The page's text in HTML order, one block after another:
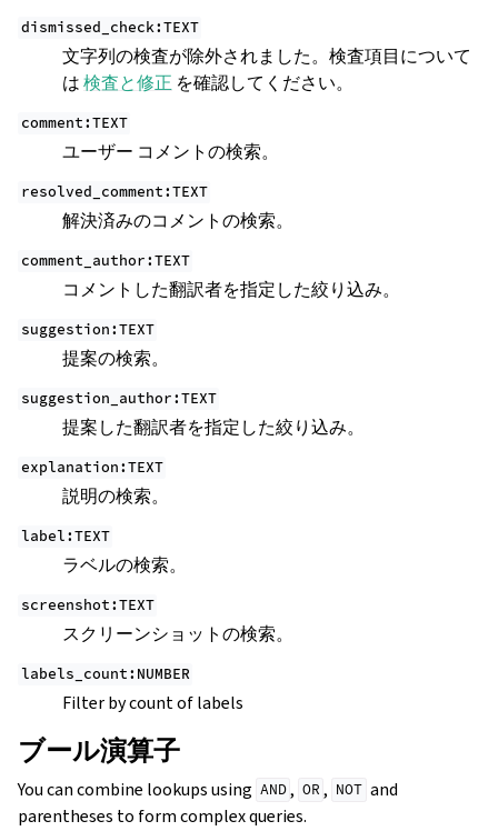
dismissed_check:TEXT
文字列の検査が除外されました。検査項目について
は検査と修正 を確認してください。
comment:TEXT
ユーザー コメントの検索。
resolved_comment:TEXT
解決済みのコメントの検索。
comment_author:TEXT
コメントした翻訳者を指定した絞り込み。
suggestion:TEXT
提案の検索。
suggestion_author:TEXT
提案した翻訳者を指定した絞り込み。
explanation:TEXT
説明の検索。
label:TEXT
ラベルの検索。
screenshot:TEXT
スクリーンショットの検索。
labels_count:NUMBER
Filter by count of labels
ブール演算子
You can combine lookups using AND , OR , NOT and
parentheses to form complex queries.